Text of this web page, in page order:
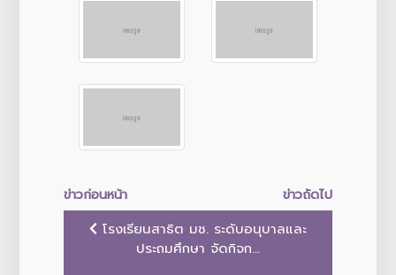
ข่าวก่อนหน้า
ข่าวถัดไป
โรงเรียนสาธิต มช. ระดับอนุบาลและ
ประถมศึกษา จัดกิจก...